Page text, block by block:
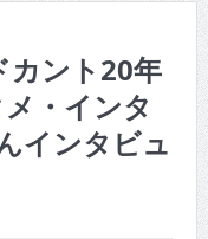
カント20年
・インタ
インタビュ